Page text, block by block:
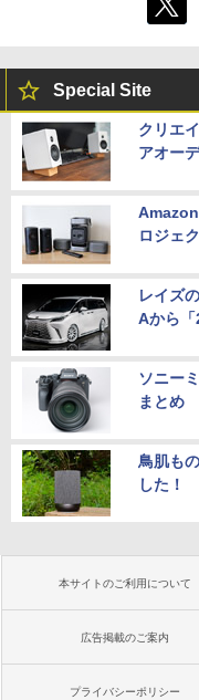
Special Site
クリエ
アオー
ロジェ
レイズ
Aから「
ソニー
まとめ
鳥肌も
した！
本サイトのご利用について
広告掲載のご案内
プライバシーポリシー